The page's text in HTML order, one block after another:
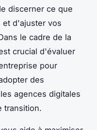
discerner ce que
et d'ajuster vos
le cadre de la
crucial d'évaluer
pour
des
agences digitales
transition.